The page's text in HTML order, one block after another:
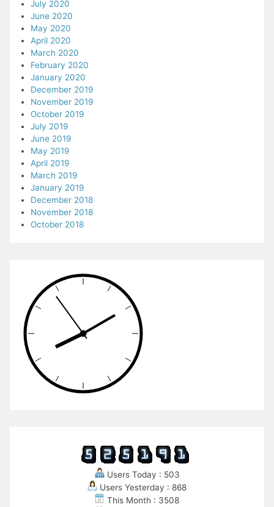
July 2020
June 2020
May 2020
April 2020
March 2020
February 2020
January 2020
December 2019
November 2019
October 2019
July 2019
June 2019
May 2019
April 2019
March 2019
January 2019
December 2018
November 2018
October 2018
Users Today : 503
Users Yesterday : 868
This Month : 3508